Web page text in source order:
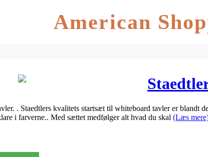
American
. Staedtlers kvalitets startsæt til whiteboard tavler er blandt
i farverne.. Med sættet medfølger alt hvad du skal (Læs